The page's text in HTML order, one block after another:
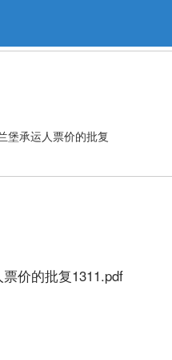
承运人票价的批复
价的批复1311.pdf